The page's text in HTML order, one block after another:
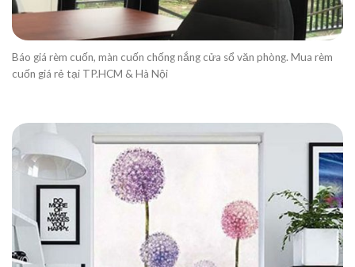
Báo giá rèm cuốn, màn cuốn chống nắng cửa sổ văn phòng. Mua rèm
cuốn giá rẻ tại TP.HCM & Hà Nội